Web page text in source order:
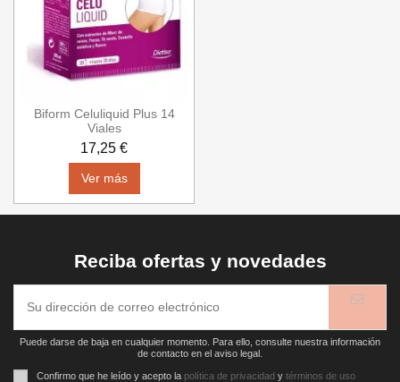
Biform Celuliquid Plus 14
Viales
17,25 €
Ver más
Reciba ofertas y novedades
Puede darse de baja en cualquier momento. Para ello, consulte nuestra información
de contacto en el aviso legal.
Confirmo que he leído y acepto la política de privacidad y términos de uso